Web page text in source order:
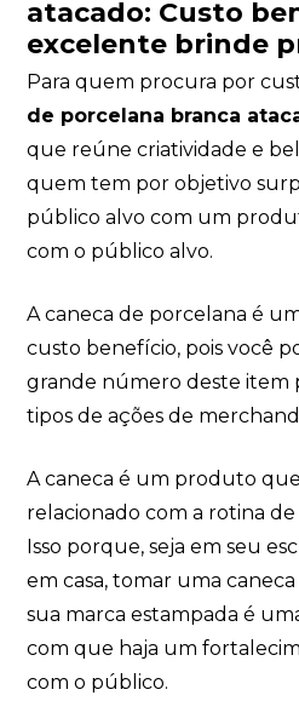
atacado: Custo
excelente brinde
Para quem procura por
de porcelana branca
que reúne criatividade e
quem tem por objetivo
público alvo com um
com o público alvo.
A caneca de porcelana é
custo benefício, pois você
grande número deste item
tipos de ações de
A caneca é um produto
relacionado com a rotina de
Isso porque, seja em seu
em casa, tomar uma
sua marca estampada é
com que haja um
com o público.